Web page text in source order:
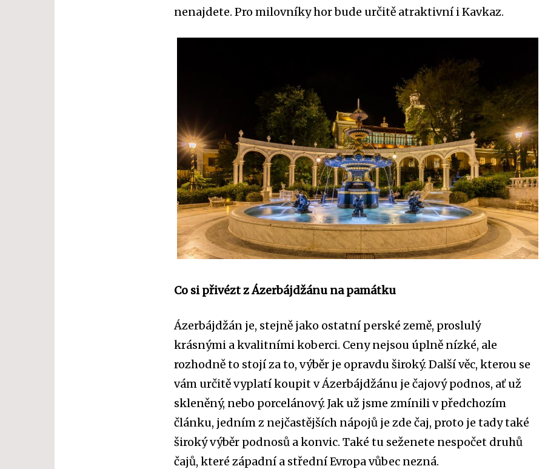
nenajdete. Pro milovníky hor bude určitě atraktivní i Kavkaz.
Co si přivézt z Ázerbájdžánu na památku
Ázerbájdžán je, stejně jako ostatní perské země, proslulý
krásnými a kvalitními koberci. Ceny nejsou úplně nízké, ale
rozhodně to stojí za to, výběr je opravdu široký. Další věc, kterou se
vám určitě vyplatí koupit v Ázerbájdžánu je čajový podnos, ať už
skleněný, nebo porcelánový. Jak už jsme zmínili v předchozím
článku, jedním z nejčastějších nápojů je zde čaj, proto je tady také
široký výběr podnosů a konvic. Také tu seženete nespočet druhů
čajů, které západní a střední Evropa vůbec nezná.